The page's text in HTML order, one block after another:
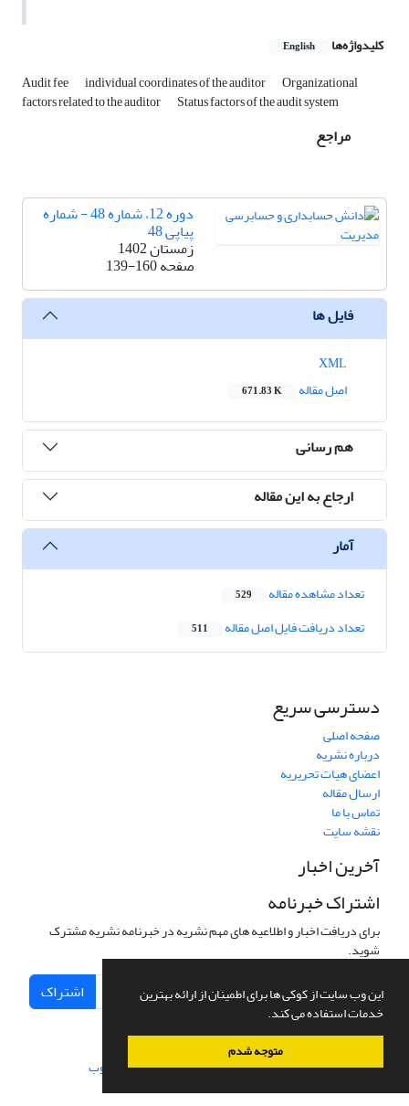
این وب سایت از کوکی ها برای اطمینان از ارائه بهترین
خدمات استفاده می کند.
متوجه شدم
کلیدواژه‌ها English
Audit fee individual coordinates of the auditor Organizational
factors related to the auditor Status factors of the audit system
مراجع
دوره 12، شماره 48 - شماره
پیاپی 48
زمستان 1402
صفحه139-160
فایل ها
اصل مقاله
671.83 K
هم رسانی
ارجاع به این مقاله
آمار
تعداد مشاهده مقاله 529
تعداد دریافت فایل اصل مقاله 511
دسترسی سریع
صفحه اصلی
درباره نشریه
اعضای هیات تحریریه
ارسال مقاله
تماس با ما
نقشه سایت
آخرین اخبار
اشتراک خبرنامه
برای دریافت اخبار و اطلاعیه های مهم نشریه در خبرنامه نشریه مشترک
شوید.
اشتراک
سامانه مدیریت نشریات علمی.طراحی و پیاده سازی از سیناوب